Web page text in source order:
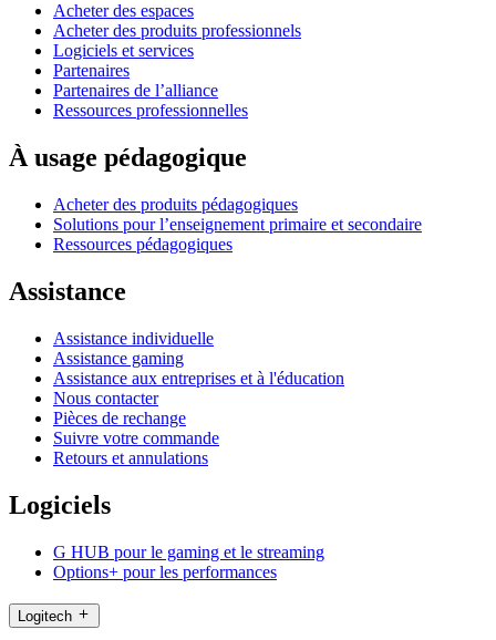
Acheter des espaces
Acheter des produits professionnels
Logiciels et services
Partenaires
Partenaires de l’alliance
Ressources professionnelles
À usage pédagogique
Acheter des produits pédagogiques
Solutions pour l’enseignement primaire et secondaire
Ressources pédagogiques
Assistance
Assistance individuelle
Assistance gaming
Assistance aux entreprises et à l'éducation
Nous contacter
Pièces de rechange
Suivre votre commande
Retours et annulations
Logiciels
G HUB pour le gaming et le streaming
Options+ pour les performances
Logitech